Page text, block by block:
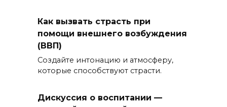
Как вызвать страсть при
помощи внешнего возбуждения
(ВВП)
Создайте интонацию и атмосферу,
которые способствуют страсти.
Дискуссия о воспитании —